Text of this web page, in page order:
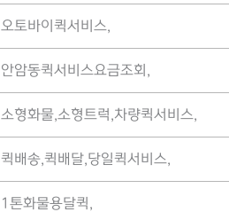
오토바이퀵서비스,
안암동퀵서비스요금조회,
소형화물,소형트럭,차량퀵서비스,
퀵배송,퀵배달,당일퀵서비스,
1톤화물용달퀵,